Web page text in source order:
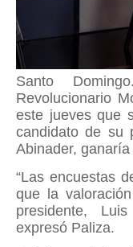
Santo
Revolucionario
este jueves que
candidato de su
Abinader,
“Las encuestas
que la
presidente,
expresó Paliza.